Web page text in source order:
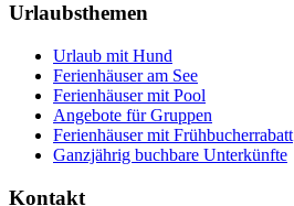
Urlaubsthemen
Urlaub mit Hund
Ferienhäuser am See
Ferienhäuser mit Pool
Angebote für Gruppen
Ferienhäuser mit Frühbucherrabatt
Ganzjährig buchbare Unterkünfte
Kontakt